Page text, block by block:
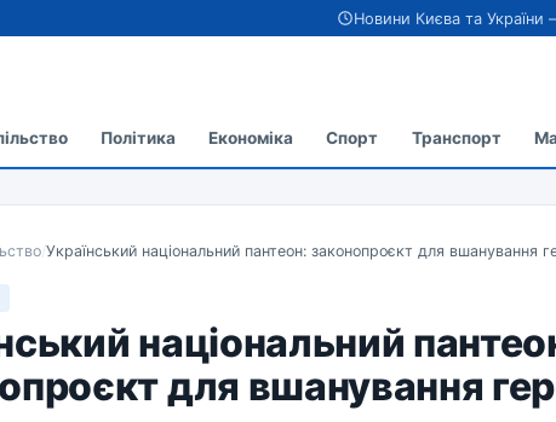
Новини Києва та
Політика Економіка Спорт Транспорт
/Український національний пантеон: законопроєкт для вшанування
національний
для вшанування